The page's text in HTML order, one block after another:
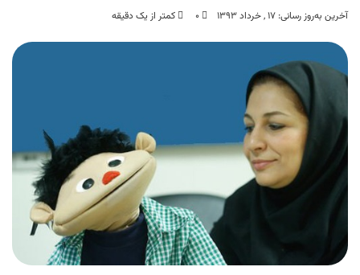
آخرین به‌روز رسانی: ۱۷ , خرداد ۱۳۹۳ ۰ کمتر از یک دقیقه